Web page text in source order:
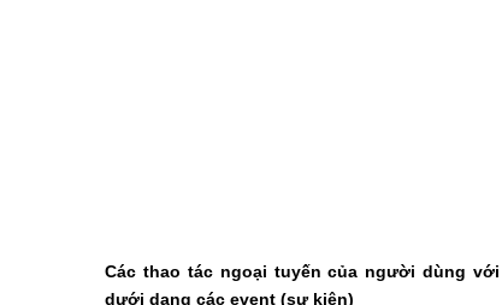
Các thao tác ngoại tuyến của người dùng
dưới dạng các event (sự kiện)